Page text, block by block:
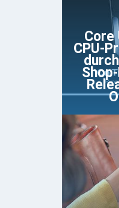
Core
CPU-